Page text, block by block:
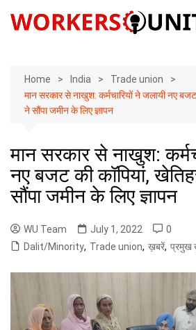
Home India
Trade union
मान सरकार से नाखुश: कर्मचारियों ने जलायी नए
ने सौंपा जमीन के लिए ज्ञापन
मान सरकार से नाखुश:
नए बजट की कॉपियां,
सौंपा जमीन के लिए ज्ञापन
WU Team July 1, 2022
0
Dalit/Minority, Trade union, ख़बरें, प्रमुख